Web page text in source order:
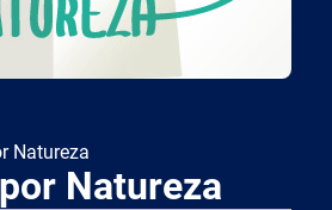
Natureza
Natureza